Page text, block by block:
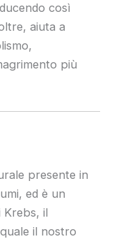
così
aiuta a
più
presente in
ed è un
Krebs, il
il nostro